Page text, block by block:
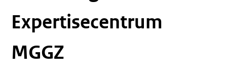
Expertisecentrum
MGGZ